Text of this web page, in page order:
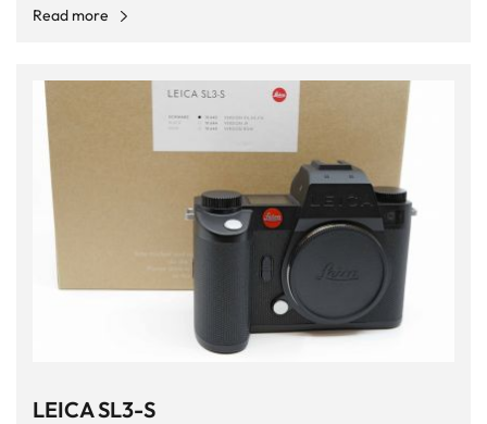
Read more
LEICA SL3-S